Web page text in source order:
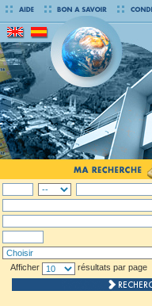
Afficher
résultats par page